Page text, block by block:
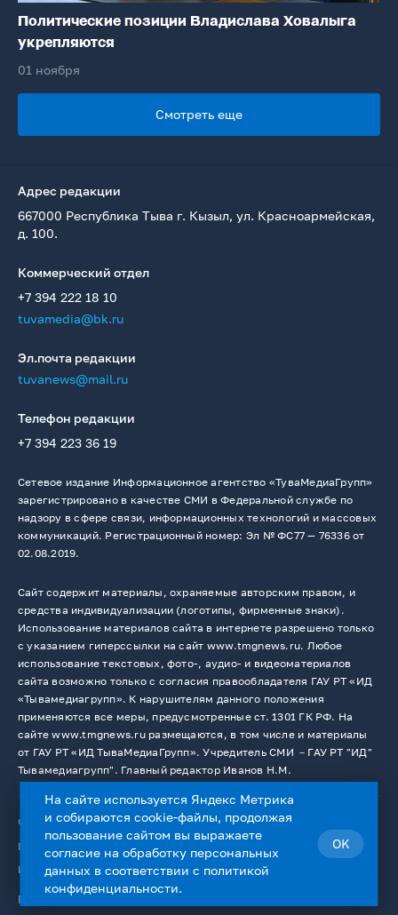
Политические позиции Владислава Ховалыга
укрепляются
01 ноября
Смотреть еще
Адрес редакции
667000 Республика Тыва г. Кызыл, ул. Красноармейская,
д. 100.
Коммерческий отдел
+7 394 222 18 10
tuvamedia@bk.ru
Эл.почта редакции
tuvanews@mail.ru
Телефон редакции
+7 394 223 36 19
Сетевое издание Информационное агентство «ТуваМедиаГрупп»
зарегистрировано в качестве СМИ в Федеральной службе по
надзору в сфере связи, информационных технологий и массовых
коммуникаций. Регистрационный номер: Эл № ФС77 — 76336 от
02.08.2019.
Сайт содержит материалы, охраняемые авторским правом, и
средства индивидуализации (логотипы, фирменные знаки).
Использование материалов сайта в интернете разрешено только
с указанием гиперссылки на сайт www.tmgnews.ru. Любое
использование текстовых, фото-, аудио- и видеоматериалов
сайта возможно только с согласия правообладателя ГАУ РТ «ИД
«Тывамедиагрупп». К нарушителям данного положения
применяются все меры, предусмотренные ст. 1301 ГК РФ. На
сайте www.tmgnews.ru размещаются, в том числе и материалы
от ГАУ РТ «ИД ТываМедиаГрупп». Учредитель СМИ －ГАУ РТ "ИД"
Тывамедиагрупп". Главный редактор Иванов Н.М.
© 2026. Все права защищены.
12+
Пользовательское соглашение
Использование cookie-файлов
Работает на
На сайте используется Яндекс Метрика
и собираются cookie-файлы, продолжая
пользование сайтом вы выражаете
согласие наобработку персональных
данных в соответствии с политикой
конфиденциальности.
OK